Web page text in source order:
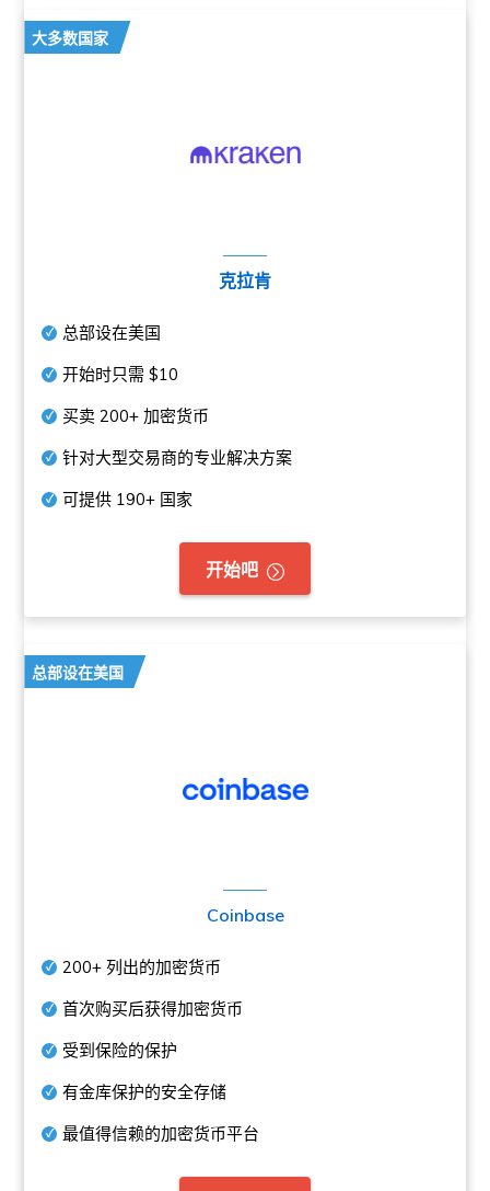
大多数国家
克拉肯
总部设在美国
开始时只需$10
买卖200+ 加密货币
针对大型交易商的专业解决方案
可提供 190+ 国家
开始吧
总部设在美国
Coinbase
200+ 列出的加密货币
首次购买后获得加密货币
受到保险的保护
有金库保护的安全存储
最值得信赖的加密货币平台